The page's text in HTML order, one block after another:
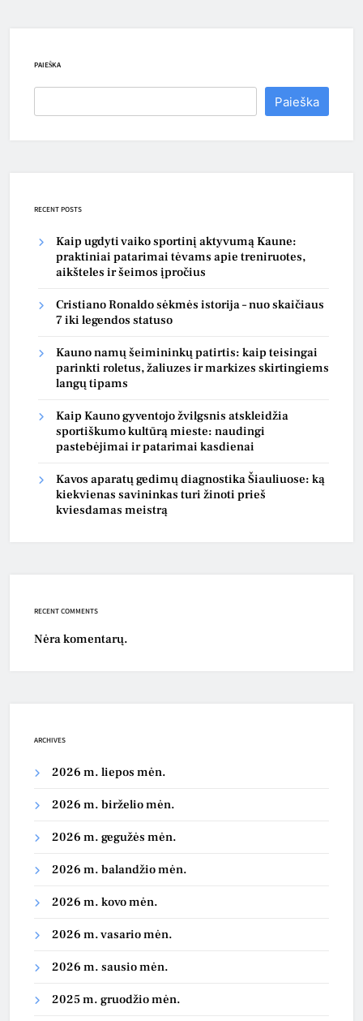
PAIEŠKA
Paieška
RECENT POSTS
Kaip ugdyti vaiko sportinį aktyvumą Kaune:
praktiniai patarimai tėvams apie treniruotes,
aikšteles ir šeimos įpročius
Cristiano Ronaldo sėkmės istorija – nuo skaičiaus
7 iki legendos statuso
Kauno namų šeimininkų patirtis: kaip teisingai
parinkti roletus, žaliuzes ir markizes skirtingiems
langų tipams
Kaip Kauno gyventojo žvilgsnis atskleidžia
sportiškumo kultūrą mieste: naudingi
pastebėjimai ir patarimai kasdienai
Kavos aparatų gedimų diagnostika Šiauliuose: ką
kiekvienas savininkas turi žinoti prieš
kviesdamas meistrą
RECENT COMMENTS
Nėra komentarų.
ARCHIVES
2026 m. liepos mėn.
2026 m. birželio mėn.
2026 m. gegužės mėn.
2026 m. balandžio mėn.
2026 m. kovo mėn.
2026 m. vasario mėn.
2026 m. sausio mėn.
2025 m. gruodžio mėn.